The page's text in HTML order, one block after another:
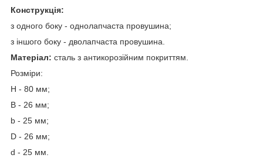
Конструкція:
з одного боку - однолапчаста провушина;
з іншого боку - дволапчаста провушина.
Матеріал: сталь з антикорозійним покриттям.
Розміри:
Н - 80 мм;
В - 26 мм;
b - 25 мм;
D - 26 мм;
d - 25 мм.